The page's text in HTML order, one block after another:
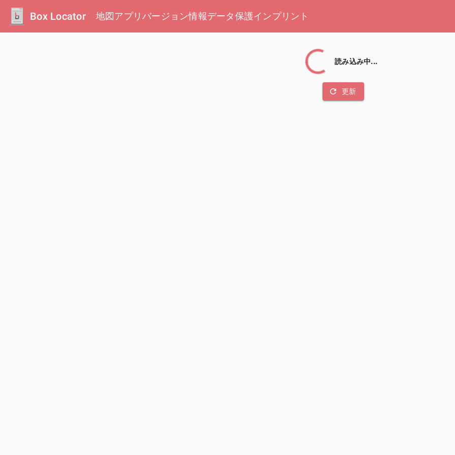
Box Locator 地図アプリバージョン情報データ保護インプリント
読み込み中...
refresh 更新